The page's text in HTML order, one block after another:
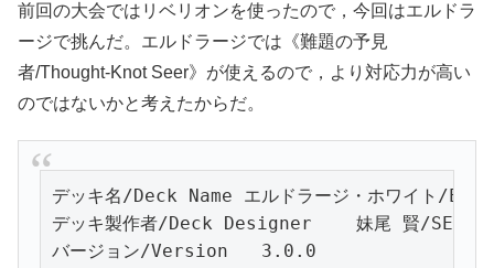
前回の大会ではリベリオンを使ったので，今回はエルドラ
ージで挑んだ。エルドラージでは《難題の予見
者/Thought-Knot Seer》が使えるので，より対応力が高い
のではないかと考えたからだ。
デッキ名/Deck Name エルドラージ・ホワイト/
デッキ製作者/Deck Designer    妹尾 賢/
バージョン/Version   3.0.0